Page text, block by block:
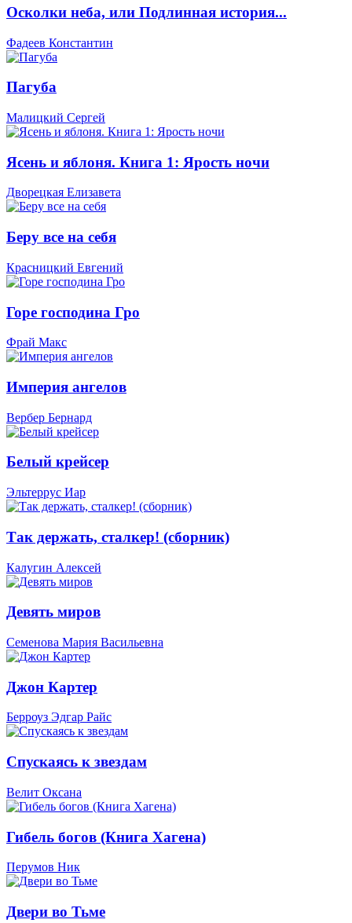
Осколки неба, или Подлинная история...
Фадеев Константин
Пагуба
Малицкий Сергей
Ясень и яблоня. Книга 1: Ярость ночи
Дворецкая Елизавета
Беру все на себя
Красницкий Евгений
Горе господина Гро
Фрай Макс
Империя ангелов
Вербер Бернард
Белый крейсер
Эльтеррус Иар
Так держать, сталкер! (сборник)
Калугин Алексей
Девять миров
Семенова Мария Васильевна
Джон Картер
Берроуз Эдгар Райс
Спускаясь к звездам
Велит Оксана
Гибель богов (Книга Хагена)
Перумов Ник
Двери во Тьме